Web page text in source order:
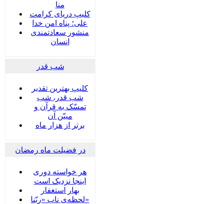
منا
کلیپ دریای کرامت
علی؛ پناه امن خدا
منشور سعادتمندی
انسان
شب قدر
کلیپ بهترین تقدیر
شب قدر، شب
تمسّک به قرآن و
مبیّن آن
برتر از هزار ماه
در فضیلت ماه رمضان
هر خواسته دوری
اینجا نزدیک است
بهار استغفار
لحظه‌ی ناب «ربّنا»